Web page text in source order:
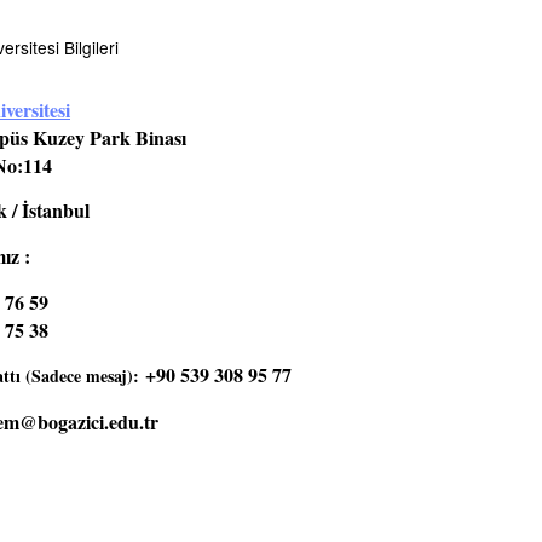
Bilgileri
Kuzey Park Binası
/ İstanbul
:
59
38
(Sadece mesaj): +90 539 308 95 77